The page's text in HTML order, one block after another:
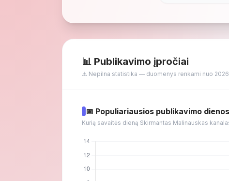
📊 Publikavimo įpročiai
⚠️ Nepilna statistika — duomenys renkami nuo
📅 Populiariausios publikavimo dienos
Kurią savaitės dieną Skirmantas Malinauskas